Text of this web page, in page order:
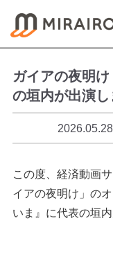
ガイアの夜明
の垣内が出演し
この度、経済動画
イアの夜明け」の
いま』に代表の垣